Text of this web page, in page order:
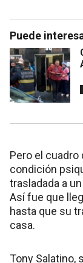
Puede
Pero el cuadro
condición
trasladada a
Así fue que
hasta que su
casa.
Tony Salatino,